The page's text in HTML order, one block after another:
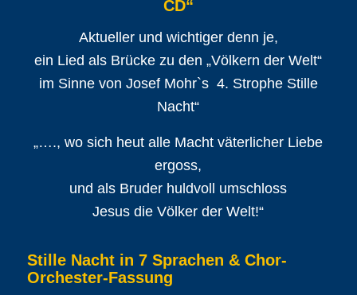
CD“
Aktueller und wichtiger denn je,
ein Lied als Brücke zu den „Völkern der Welt“
im Sinne von Josef Mohr`s 4. Strophe Stille
Nacht“
„…., wo sich heut alle Macht väterlicher Liebe
ergoss,
und als Bruder huldvoll umschloss
Jesus die Völker der Welt!“
Stille Nacht in 7 Sprachen & Chor-
Orchester-Fassung